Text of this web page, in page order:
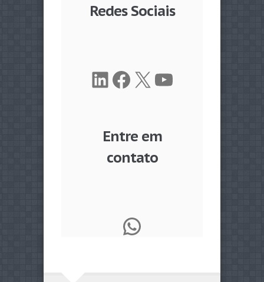
Redes Sociais
LinkedIn
Facebook
X Youtube
Entre em
contato
WhatsApp